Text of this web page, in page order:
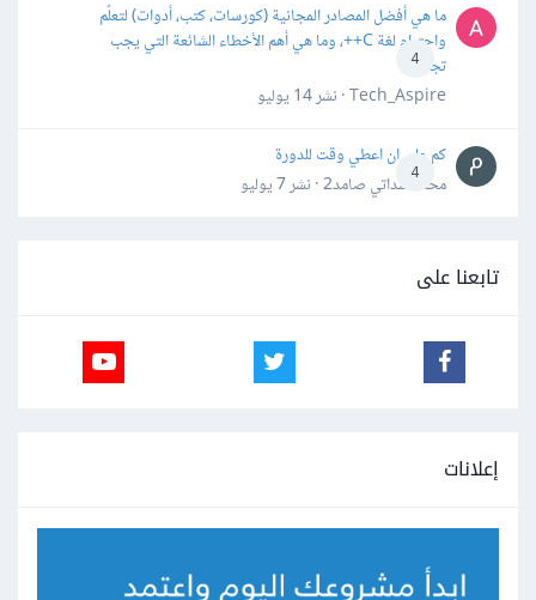
4
ما هي أفضل المصادر المجانية (كورسات، كتب، أدوات) لتعلّم
واحترام لغة C++، وما هي أهم الأخطاء الشائعة التي يجب
تجنبها؟
Tech_Aspire · نشر
14 يوليو
4
كم علي ان اعطي وقت للدورة
محمد سداتي صامد2 · نشر
7 يوليو
تابعنا على
إعلانات